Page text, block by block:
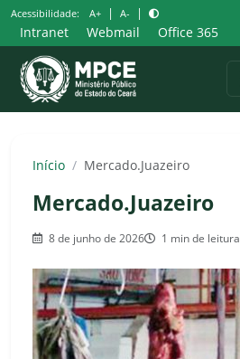
Pular
para
o
conteúdo
Acessibilidade: A+ | A- |
Intranet Webmail Office 365
Início / Mercado.Juazeiro
Mercado.Juazeiro
8 de junho de 2026 1 min de leitura